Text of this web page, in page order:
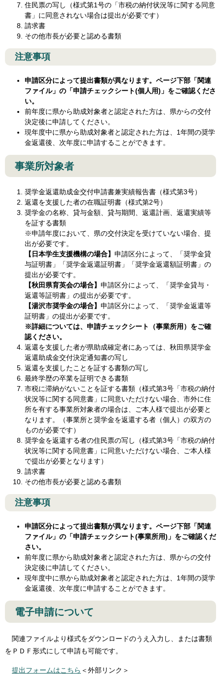
住民票の写し（様式第1号の「市税の納付状況等に関する同意
書」に同意されない場合は提出が必要です）
請求書
その他市長が必要と認める書類
注意事項
申請区分によって提出書類が異なります。ページ下部「関連
ファイル」の「申請チェックシート(個人用)」をご確認くださ
い。
前年度に県から助成対象者と認定された方は、県からの交付
決定後に申請してください。
現年度中に県から助成対象者と認定された方は、1年間の奨学
金返還後、次年度に申請することができます。
事業所対象者
奨学金返還助成金交付申請書兼実績報告書（様式第3号）
返還を支援した者の在職証明書（様式第2号）
奨学金の名称、貸与金額、貸与期間、返還計画、返還実績等
を証する書類
※申請年度において、県の交付決定を受けていない場合、提
出が必要です。
【日本学生支援機構の場合】 申請区分によって、「奨学金貸
与証明書」「奨学金返還証明書」「奨学金返還額証明書」の
提出が必要です。
【秋田県育英会の場合】 申請区分によって、​「奨学金貸与・
返還等証明書」の提出が必要です。
【湯沢市奨学金の場合】 申請区分によって、「奨学金返還等
証明書」の提出が必要です。
※​詳細については、申請チェックシート（事業所用）をご確
認ください。
返還を支援した者が県助成確定者にあっては、秋田県奨学金
返還助成金交付決定通知書の写し
返還を支援したことを証する書類の写し
最終学歴の卒業を証明できる書類
市税に滞納がないことを証する書類（様式第3号「市税の納付
状況等に関する同意書」に同意いただけない場合、市外に住
所を有する事業所対象者の場合は、ご本人様で提出が必要と
なります。（事業所と奨学金を返還する者（個人）の双方の
ものが必要です）
奨学金を返還する者の住民票の写し（様式第3号「市税の納付
状況等に関する同意書」に同意いただけない場合、ご本人様
で提出が必要となります）
請求書
その他市長が必要と認める書類
注意事項
申請区分によって提出書類が異なります。ページ下部「関連
ファイル」の「申請チェックシート(事業所用)」をご確認くだ
さい。
前年度に県から助成対象者と認定された方は、県からの交付
決定後に申請してください。
現年度中に県から助成対象者と認定された方は、1年間の奨学
金返還後、次年度に申請することができます。
電子申請について
関連ファイルより様式をダウンロードのうえ入力し、または書類
をＰＤＦ形式にして申請も可能です。
提出フォームはこちら ＜外部リンク＞